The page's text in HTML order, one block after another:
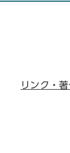
リンク・